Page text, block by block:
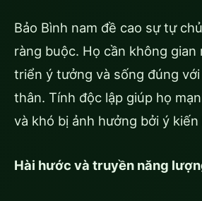
Bảo Bình nam đề cao sự tự
ràng buộc. Họ cần không gian
triển ý tưởng và sống đúng
thân. Tính độc lập giúp họ
và khó bị ảnh hưởng bởi ý kiến
Hài hước và truyền năng